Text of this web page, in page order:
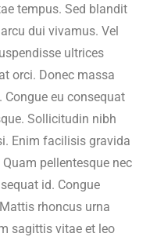
tempus. Sed blandit
dui vivamus. Vel
ultrices
orci. Donec massa
eu consequat
Sollicitudin nibh
Enim facilisis gravida
pellentesque nec
id. Congue
rhoncus urna
sagittis vitae et leo